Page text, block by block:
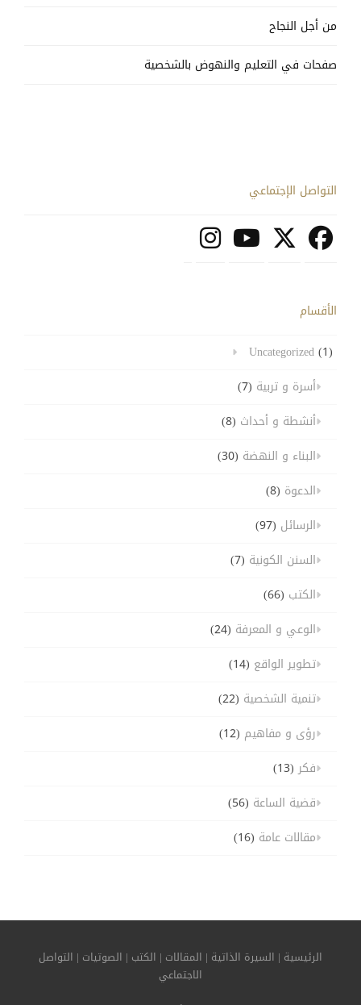
من أجل النجاح
صفحات في التعليم والنهوض بالشخصية
التواصل الإجتماعي
الأقسام
Uncategorized(1)
أسرة و تربية (7)
أنشطة و أحداث (8)
البناء و النهضة (30)
الدعوة (8)
الرسائل (97)
السنن الكونية (7)
الكتب (66)
الوعي و المعرفة (24)
تطوير الواقع (14)
تنمية الشخصية (22)
رؤى و مفاهيم (12)
فكر(13)
قضية الساعة (56)
مقالات عامة (16)
الرئيسية | السيرة الذاتية | المقالات | الكتب | الصوتيات | التواصل
الاجتماعي